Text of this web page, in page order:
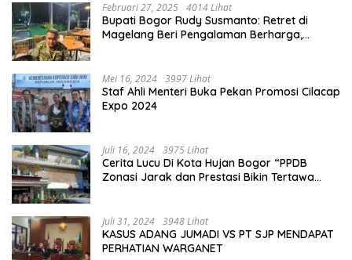
Februari 27, 2025 4014 Lihat
Bupati Bogor Rudy Susmanto: Retret di
Magelang Beri Pengalaman Berharga,
Mei 16, 2024 3997 Lihat
Staf Ahli Menteri Buka Pekan Promosi Cilacap
Expo 2024
Juli 16, 2024 3975 Lihat
Cerita Lucu Di Kota Hujan Bogor “PPDB
Zonasi Jarak dan Prestasi Bikin Tertawa
Juli 31, 2024 3948 Lihat
KASUS ADANG JUMADI VS PT SJP MENDAPAT
PERHATIAN WARGANET